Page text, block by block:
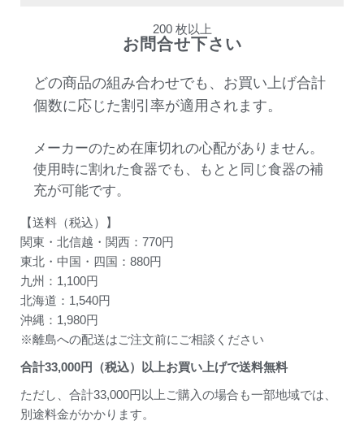
200 枚以上
お問合せ下さい
どの商品の組み合わせでも、お買い上げ合計
個数に応じた割引率が適用されます。
メーカーのため在庫切れの心配がありません。
使用時に割れた食器でも、もとと同じ食器の補
充が可能です。
【送料（税込）】
関東・北信越・関西：770円
東北・中国・四国：880円
九州：1,100円
北海道：1,540円
沖縄：1,980円
※離島への配送はご注文前にご相談ください
合計33,000円（税込）以上お買い上げで送料無料
ただし、合計33,000円以上ご購入の場合も一部地域では、
別途料金がかかります。